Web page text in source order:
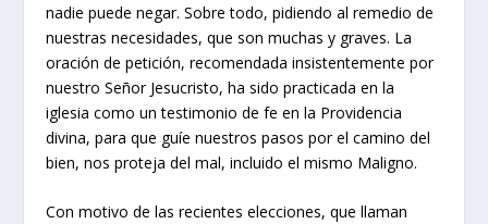
nadie puede negar. Sobre todo, pidiendo al remedio de
nuestras necesidades, que son muchas y graves. La
oración de petición, recomendada insistentemente por
nuestro Señor Jesucristo, ha sido practicada en la
iglesia como un testimonio de fe en la Providencia
divina, para que guíe nuestros pasos por el camino del
bien, nos proteja del mal, incluido el mismo Maligno.
Con motivo de las recientes elecciones, que llaman